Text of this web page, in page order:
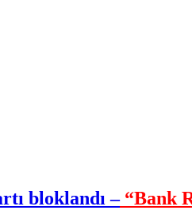
bloklandı –“Bank